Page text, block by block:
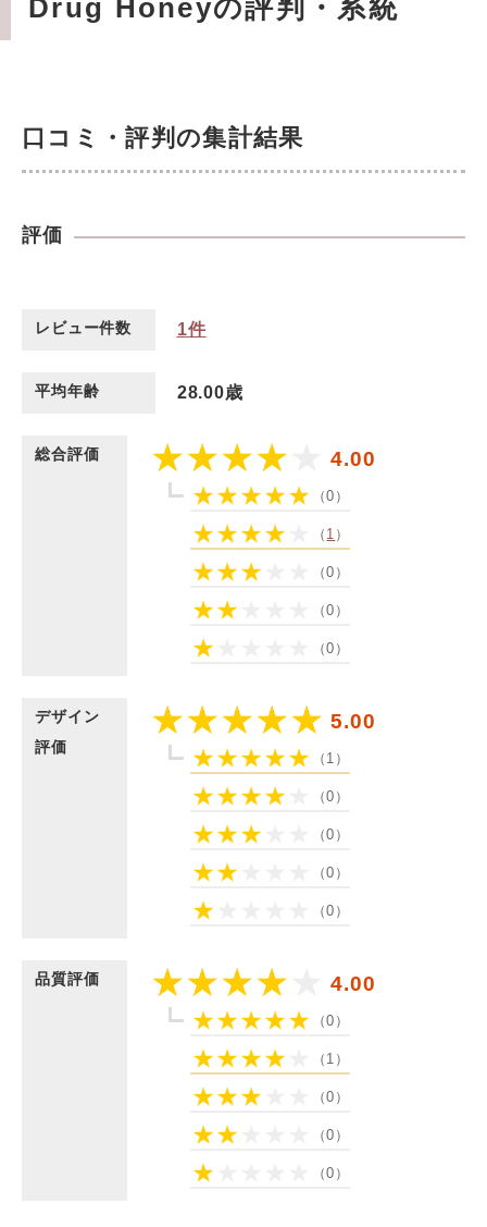
Drug Honeyの評判・系統
口コミ・評判の集計結果
評価
レビュー件数 1件
平均年齢 28.00歳
総合評価 4.00
（0）
（ 1 ）
（0）
（0）
（0）
デザイン
評価
5.00
（1）
（0）
（0）
（0）
（0）
品質評価 4.00
（0）
（1）
（0）
（0）
（0）